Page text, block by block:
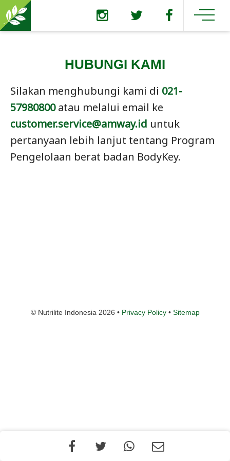
HUBUNGI KAMI
Silakan menghubungi kami di 021-
57980800atau melalui email ke
customer.service@amway.id untuk
pertanyaan lebih lanjut tentang Program
Pengelolaan berat badan BodyKey.
© Nutrilite Indonesia 2026 • Privacy Policy• Sitemap